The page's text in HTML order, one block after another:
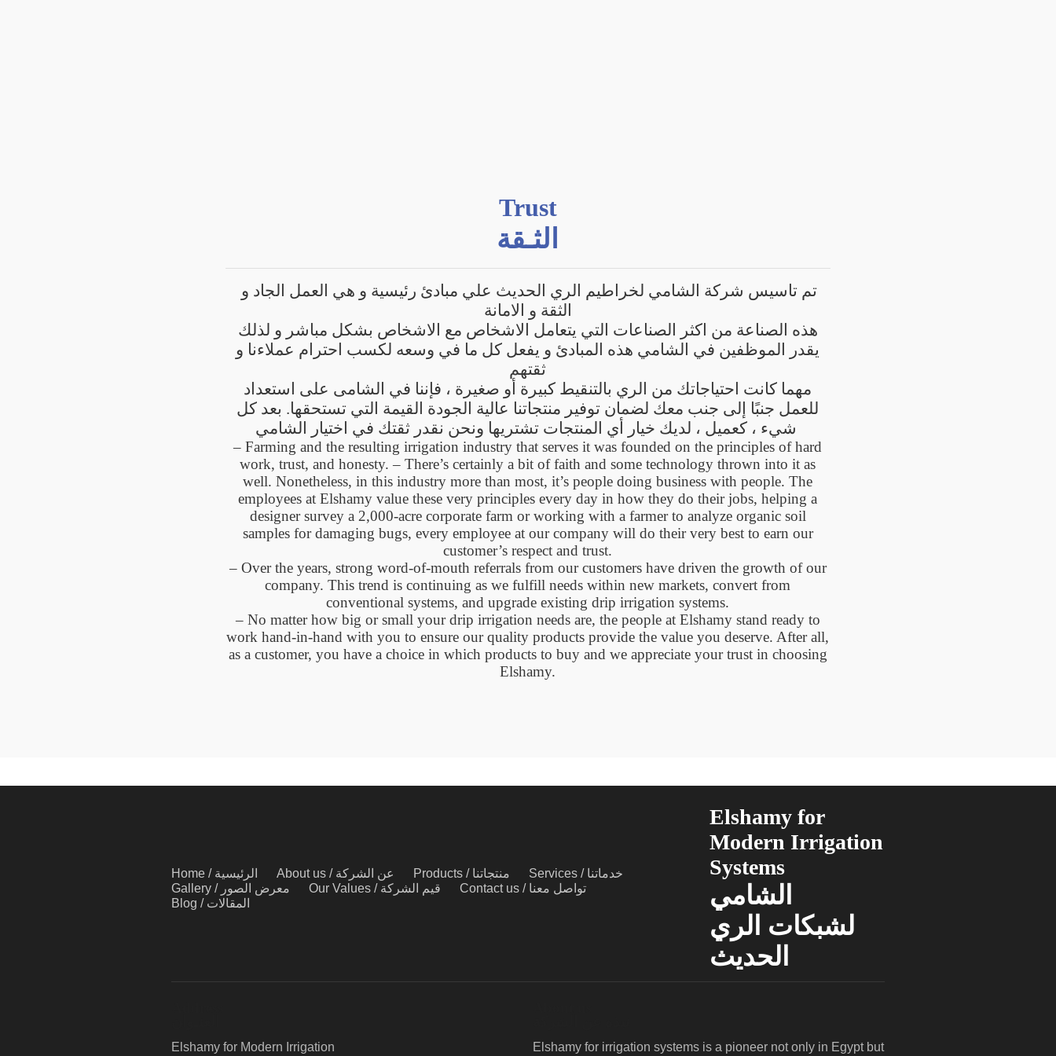
Trust
الثـقة
تم تاسيس شركة الشامي لخراطيم الري الحديث علي مبادئ رئيسية و هي العمل الجاد و
الثقة و الامانة
هذه الصناعة من اكثر الصناعات التي يتعامل الاشخاص مع الاشخاص بشكل مباشر و لذلك
يقدر الموظفين في الشامي هذه المبادئ و يفعل كل ما في وسعه لكسب احترام عملاءنا و
ثقتهم
مهما كانت احتياجاتك من الري بالتنقيط كبيرة أو صغيرة ، فإننا في الشامى على استعداد
للعمل جنبًا إلى جنب معك لضمان توفير منتجاتنا عالية الجودة القيمة التي تستحقها. بعد كل
– Farming and the resulting irrigation industry that serves it was founded on the principles of hard
work, trust, and honesty. – There’s certainly a bit of faith and some technology thrown into it as
well. Nonetheless, in this industry more than most, it’s people doing business with people. The
employees at Elshamy value these very principles every day in how they do their jobs, helping a
designer survey a 2,000-acre corporate farm or working with a farmer to analyze organic soil
samples for damaging bugs, every employee at our company will do their very best to earn our
customer’s respect and trust.
– Over the years, strong word-of-mouth referrals from our customers have driven the growth of our
company. This trend is continuing as we fulfill needs within new markets, convert from
conventional systems, and upgrade existing drip irrigation systems.
– No matter how big or small your drip irrigation needs are, the people at Elshamy stand ready to
work hand-in-hand with you to ensure our quality products provide the value you deserve. After all,
as a customer, you have a choice in which products to buy and we appreciate your trust in choosing
Elshamy.
Home / الرئيسية About us / عن الشركة Products / منتجاتنا
Services / خدماتنا
Gallery / معرض الصور
Our Values / قيم الشركة
Contact us / تواصل معنا
Blog / المقالات
Elshamy for
Modern Irrigation
Systems
الشامي
لشبكات الري
الحديث
Elshamy for Modern Irrigation Elshamy for irrigation systems is a pioneer not only in Egypt but